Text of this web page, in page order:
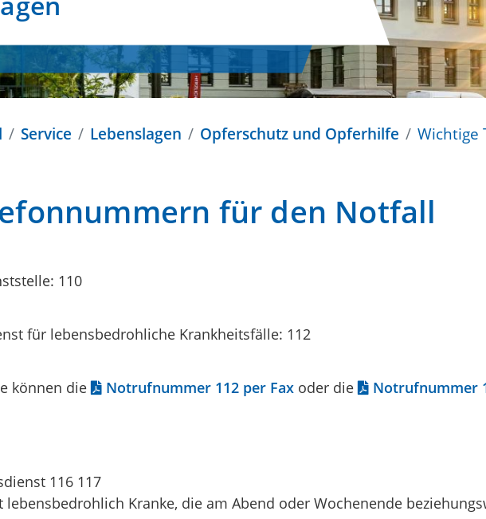
Service Lebenslagen Opferschutz und Opferhilfe Wichtige
für den Notfall
110
für lebensbedrohliche Krankheitsfälle: 112
können die Notrufnummer 112 per Faxoder die Notrufnummer
116 117
Kranke, die am Abend oder Wochenende